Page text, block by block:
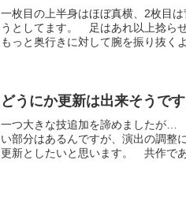
一枚目の上半身はほぼ真横、2枚目
うとしてます。 足はあれ以上捻ら
もっと奥行きに対して腕を振り抜く
どうにか更新は出来そうです
一つ大きな技追加を諦めましたが…
い部分はあるんですが、演出の調整
更新としたいと思います。 共作で